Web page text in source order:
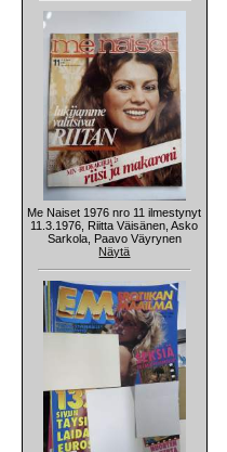
Me Naiset 1976 nro 11 ilmestynyt
11.3.1976, Riitta Väisänen, Asko
Sarkola, Paavo Väyrynen
Näytä